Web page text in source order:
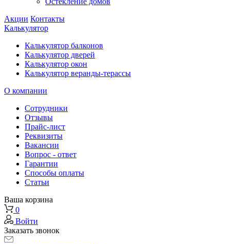
Акции Контакты
Калькулятор
Калькулятор балконов
Калькулятор дверей
Калькулятор окон
Калькулятор веранды-терассы
О компании
Сотрудники
Отзывы
Прайс-лист
Реквизиты
Вакансии
Вопрос - ответ
Гарантии
Способы оплаты
Статьи
Ваша корзина
0
Войти
Заказать звонок